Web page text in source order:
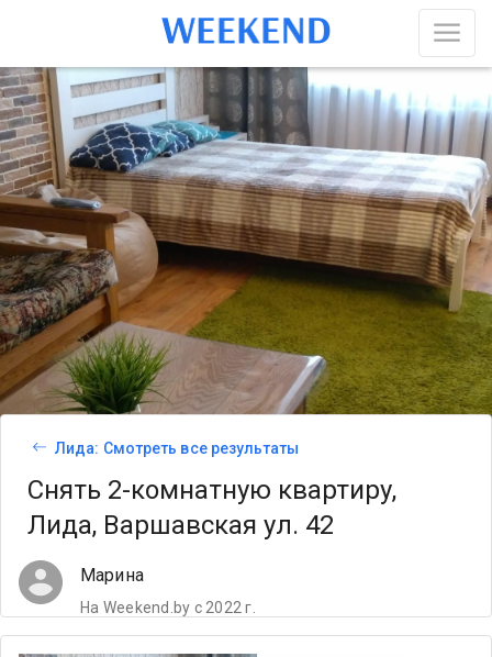
Лида: Смотреть все результаты
Снять 2-комнатную квартиру,
Лида, Варшавская ул. 42
Марина
На Weekend.by с 2022 г.